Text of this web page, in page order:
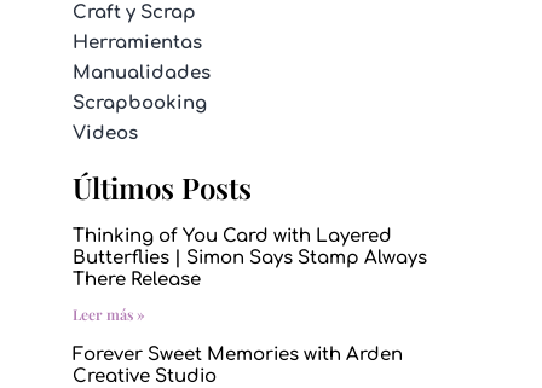
Craft y Scrap
Herramientas
Manualidades
Scrapbooking
Videos
Últimos Posts
Thinking of You Card with Layered
Butterflies | Simon Says Stamp Always
There Release
Leer más »
Forever Sweet Memories with Arden
Creative Studio